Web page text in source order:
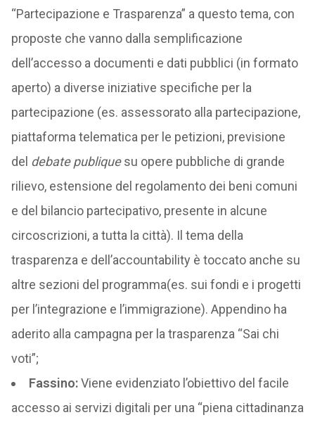
“Partecipazione e Trasparenza” a questo tema, con
proposte che vanno dalla semplificazione
dell’accesso a documenti e dati pubblici (in formato
aperto) a diverse iniziative specifiche per la
partecipazione (es. assessorato alla partecipazione,
piattaforma telematica per le petizioni, previsione
del debate publiquesu opere pubbliche di grande
rilievo, estensione del regolamento dei beni comuni
e del bilancio partecipativo, presente in alcune
circoscrizioni, a tutta la città). Il tema della
trasparenza e dell’accountability è toccato anche su
altre sezioni del programma(es. sui fondi e i progetti
per l’integrazione e l’immigrazione). Appendino ha
aderito alla campagna per la trasparenza “Sai chi
voti”;
Fassino:Viene evidenziato l’obiettivo del facile
accesso ai servizi digitali per una “piena cittadinanza